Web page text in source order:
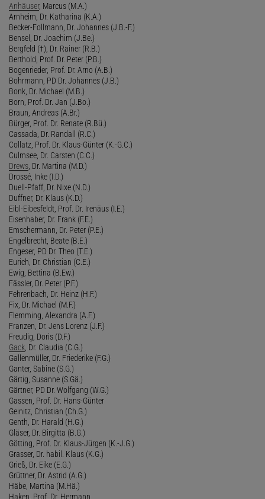
Anhäuser, Marcus (M.A.)
Arnheim, Dr. Katharina (K.A.)
Becker-Follmann, Dr. Johannes (J.B.-F.)
Bensel, Dr. Joachim (J.Be.)
Bergfeld (†), Dr. Rainer (R.B.)
Berthold, Prof. Dr. Peter (P.B.)
Bogenrieder, Prof. Dr. Arno (A.B.)
Bohrmann, PD Dr. Johannes (J.B.)
Bonk, Dr. Michael (M.B.)
Born, Prof. Dr. Jan (J.Bo.)
Braun, Andreas (A.Br.)
Bürger, Prof. Dr. Renate (R.Bü.)
Cassada, Dr. Randall (R.C.)
Collatz, Prof. Dr. Klaus-Günter (K.-G.C.)
Culmsee, Dr. Carsten (C.C.)
Drews , Dr. Martina (M.D.)
Drossé, Inke (I.D.)
Duell-Pfaff, Dr. Nixe (N.D.)
Duffner, Dr. Klaus (K.D.)
Eibl-Eibesfeldt, Prof. Dr. Irenäus (I.E.)
Eisenhaber, Dr. Frank (F.E.)
Emschermann, Dr. Peter (P.E.)
Engelbrecht, Beate (B.E.)
Engeser, PD Dr. Theo (T.E.)
Eurich, Dr. Christian (C.E.)
Ewig, Bettina (B.Ew.)
Fässler, Dr. Peter (P.F.)
Fehrenbach, Dr. Heinz (H.F.)
Fix, Dr. Michael (M.F.)
Flemming, Alexandra (A.F.)
Franzen, Dr. Jens Lorenz (J.F.)
Freudig, Doris (D.F.)
Gack , Dr. Claudia (C.G.)
Gallenmüller, Dr. Friederike (F.G.)
Ganter, Sabine (S.G.)
Gärtig, Susanne (S.Gä.)
Gärtner, PD Dr. Wolfgang (W.G.)
Gassen, Prof. Dr. Hans-Günter
Geinitz, Christian (Ch.G.)
Genth, Dr. Harald (H.G.)
Gläser, Dr. Birgitta (B.G.)
Götting, Prof. Dr. Klaus-Jürgen (K.-J.G.)
Grasser, Dr. habil. Klaus (K.G.)
Grieß, Dr. Eike (E.G.)
Grüttner, Dr. Astrid (A.G.)
Häbe, Martina (M.Hä.)
Haken, Prof. Dr. Hermann